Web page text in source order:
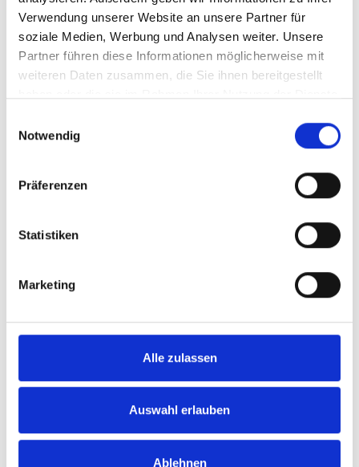
Verwendung unserer Website an unsere Partner für
soziale Medien, Werbung und Analysen weiter. Unsere
Partner führen diese Informationen möglicherweise mit
weiteren Daten zusammen, die Sie ihnen bereitgestellt
Notwendig
Präferenzen
Statistiken
Marketing
Alle zulassen
Auswahl erlauben
Ablehnen
Sichtblenden. 60 Stück pro Blende
Technische Daten: Gesamtlänge ca. 6 cm
Breite an beiden breiten Enden ca. 1,2 cm
Breite an der schmalsten Stelle ca. 0,6 cm
Preise inkl. MwSt. zzgl. Versandkosten